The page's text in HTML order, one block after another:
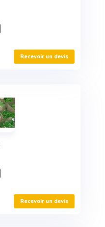
Recevoir un devis
Recevoir un devis